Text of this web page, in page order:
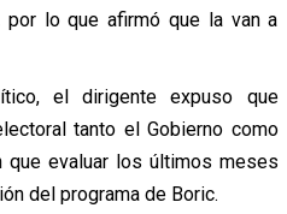
lo que afirmó que la van a
el dirigente expuso que
tanto el Gobierno como
que evaluar los últimos meses
del programa de Boric.